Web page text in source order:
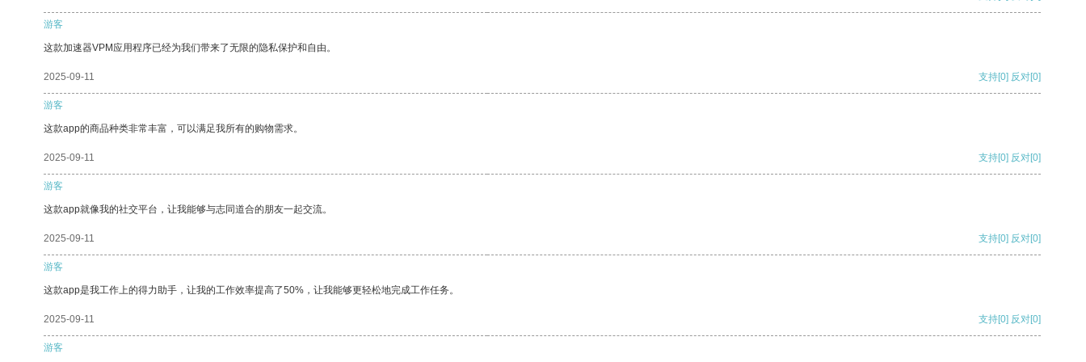
游客
这款加速器VPM应用程序已经为我们带来了无限的隐私保护和自由。
2025-09-11 支持[0] 反对[0]
游客
这款app的商品种类非常丰富，可以满足我所有的购物需求。
2025-09-11 支持[0] 反对[0]
游客
这款app就像我的社交平台，让我能够与志同道合的朋友一起交流。
2025-09-11 支持[0] 反对[0]
游客
这款app是我工作上的得力助手，让我的工作效率提高了50%，让我能够更轻松地完成工作任务。
2025-09-11 支持[0] 反对[0]
游客